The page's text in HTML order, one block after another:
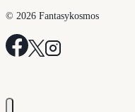
© 2026 Fantasykosmos